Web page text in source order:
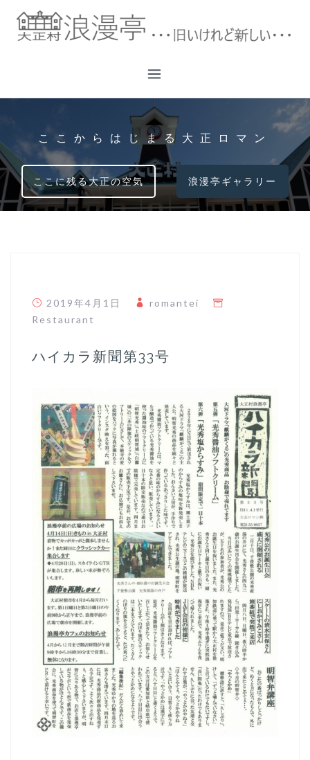
ッ
プ
ここからはじまる大正ロマン
ここに残る大正の空気 浪漫亭ギャラリー
2019年4月1日
romantei
Restaurant
ハイカラ新聞第33号